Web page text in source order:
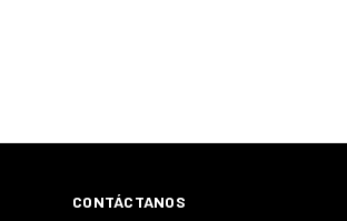
CONTÁCTANOS